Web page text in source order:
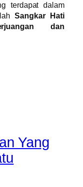
terdapat dalam
Sangkar Hati
dan
Yang